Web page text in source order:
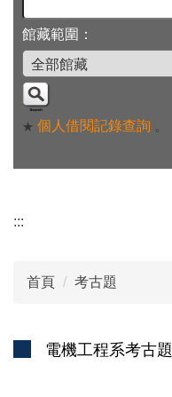
館藏範圍：
★ 個人借閱記錄查詢 。
:::
首頁 考古題
電機工程系考古題